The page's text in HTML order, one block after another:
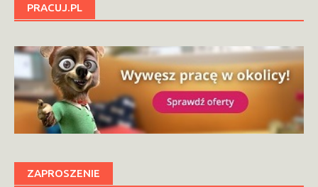
PRACUJ.PL
ZAPROSZENIE